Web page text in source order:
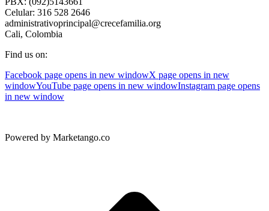
Celular: 316 528 2646
administrativoprincipal@crecefamilia.org
Cali, Colombia
Find us on:
Facebook page opens in new windowX page opens in new
windowYouTube page opens in new windowInstagram page opens
in new window
Powered by Marketango.co